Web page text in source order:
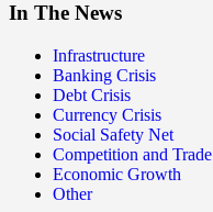
In The News
Infrastructure
Banking Crisis
Debt Crisis
Currency Crisis
Social Safety Net
Competition and Trade
Economic Growth
Other